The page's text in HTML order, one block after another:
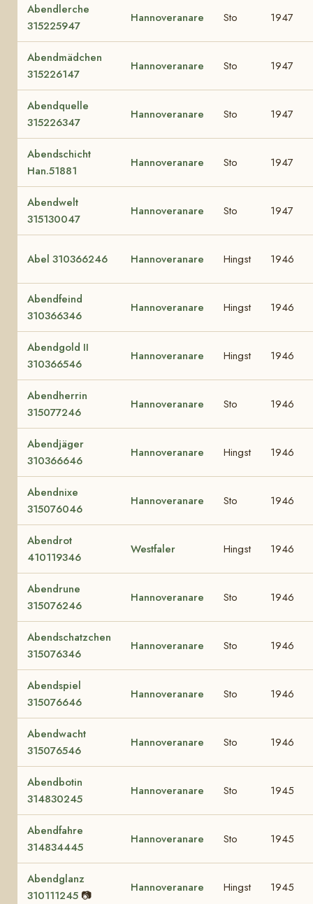
Abendlerche
315225947
Hannoveranare Sto 1947
Abendmädchen
315226147
Hannoveranare Sto 1947
Abendquelle
315226347
Hannoveranare Sto 1947
Abendschicht
Han.51881
Hannoveranare Sto 1947
Abendwelt
315130047
Hannoveranare Sto 1947
Abel 310366246 Hannoveranare Hingst 1946
Abendfeind
310366346
Hannoveranare Hingst 1946
Abendgold II
310366546
Hannoveranare Hingst 1946
Abendherrin
315077246
Hannoveranare Sto 1946
Abendjäger
310366646
Hannoveranare Hingst 1946
Abendnixe
315076046
Hannoveranare Sto 1946
Abendrot
410119346
Westfaler Hingst 1946
Abendrune
315076246
Hannoveranare Sto 1946
Abendschatzchen
315076346
Hannoveranare Sto 1946
Abendspiel
315076646
Hannoveranare Sto 1946
Abendwacht
315076546
Hannoveranare Sto 1946
Abendbotin
314830245
Hannoveranare Sto 1945
Abendfahre
314834445
Hannoveranare Sto 1945
Abendglanz
310111245 📷
Hannoveranare Hingst 1945